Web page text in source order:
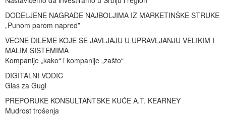
DODELJENE NAGRADE NAJBOLJIMA IZ MARKETINŠKE STRUKE
„Punom parom napred”
VEČNE DILEME KOJE SE JAVLJAJU U UPRAVLJANJU VELIKIM I
MALIM SISTEMIMA
Kompanije „kako“ i kompanije „zašto“
DIGITALNI VODIČ
Glas za Gugl
PREPORUKE KONSULTANTSKE KUĆE A.T. KEARNEY
Mudrost trošenja